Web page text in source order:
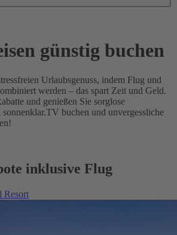
günstig buchen
Urlaubsgenuss, indem Flug und
werden – das spart Zeit und Geld.
und genießen Sie sorglose
sonnenklar.TV buchen und unvergessliche
inklusive Flug
Resort